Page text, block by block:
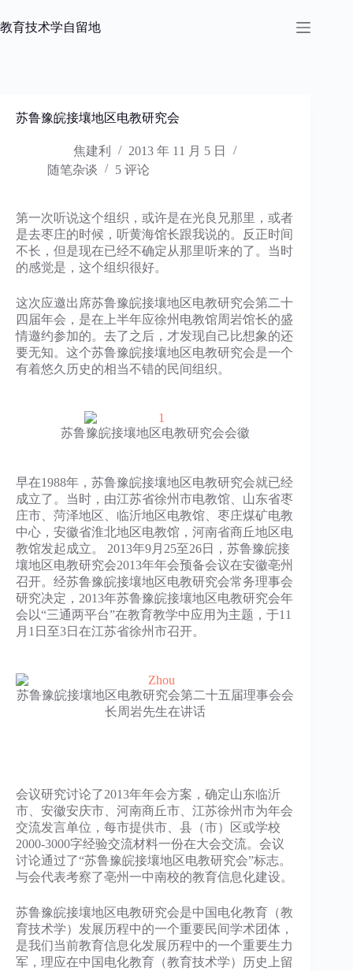
过
教育技术学自留地
苏鲁豫皖接壤地区电教研究会
焦建利
2013 年 11 月 5 日
随笔杂谈
5 评论
第一次听说这个组织，或许是在光良兄那里，或者
是去枣庄的时候，听黄海馆长跟我说的。反正时间
不长，但是现在已经不确定从那里听来的了。当时
的感觉是，这个组织很好。
这次应邀出席苏鲁豫皖接壤地区电教研究会第二十
四届年会，是在上半年应徐州电教馆周岩馆长的盛
情邀约参加的。去了之后，才发现自己比想象的还
要无知。这个苏鲁豫皖接壤地区电教研究会是一个
有着悠久历史的相当不错的民间组织。
苏鲁豫皖接壤地区电教研究会会徽
早在1988年，苏鲁豫皖接壤地区电教研究会就已经
成立了。当时，由江苏省徐州市电教馆、山东省枣
庄市、菏泽地区、临沂地区电教馆、枣庄煤矿电教
中心，安徽省淮北地区电教馆，河南省商丘地区电
教馆发起成立。 2013年9月25至26日，苏鲁豫皖接
壤地区电教研究会2013年年会预备会议在安徽亳州
召开。经苏鲁豫皖接壤地区电教研究会常务理事会
研究决定，2013年苏鲁豫皖接壤地区电教研究会年
会以“三通两平台”在教育教学中应用为主题，于11
月1日至3日在江苏省徐州市召开。
苏鲁豫皖接壤地区电教研究会第二十五届理事会会
长周岩先生在讲话
会议研究讨论了2013年年会方案，确定山东临沂
市、安徽安庆市、河南商丘市、江苏徐州市为年会
交流发言单位，每市提供市、县（市）区或学校
2000-3000字经验交流材料一份在大会交流。会议
讨论通过了“苏鲁豫皖接壤地区电教研究会”标志。
与会代表考察了亳州一中南校的教育信息化建设。
苏鲁豫皖接壤地区电教研究会是中国电化教育（教
育技术学）发展历程中的一个重要民间学术团体，
是我们当前教育信息化发展历程中的一个重要生力
军，理应在中国电化教育（教育技术学）历史上留